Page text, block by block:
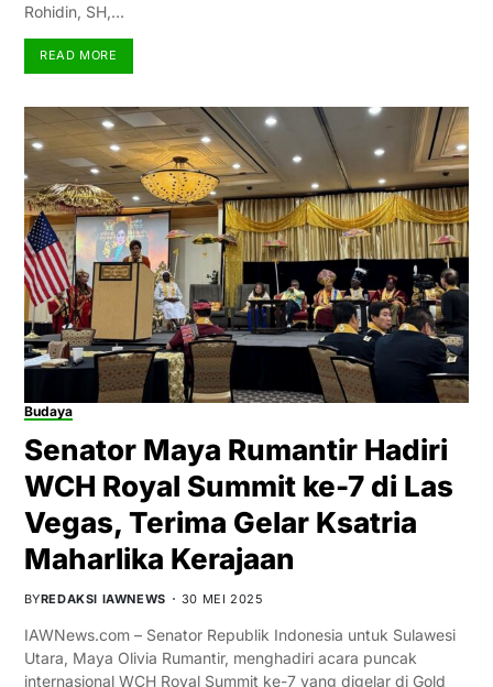
Rohidin, SH,…
READ MORE
Budaya
Senator Maya Rumantir Hadiri
WCH Royal Summit ke-7 di Las
Vegas, Terima Gelar Ksatria
Maharlika Kerajaan
BYREDAKSI IAWNEWS 30 MEI 2025
IAWNews.com – Senator Republik Indonesia untuk Sulawesi
Utara, Maya Olivia Rumantir, menghadiri acara puncak
internasional WCH Royal Summit ke-7 yang digelar di Gold